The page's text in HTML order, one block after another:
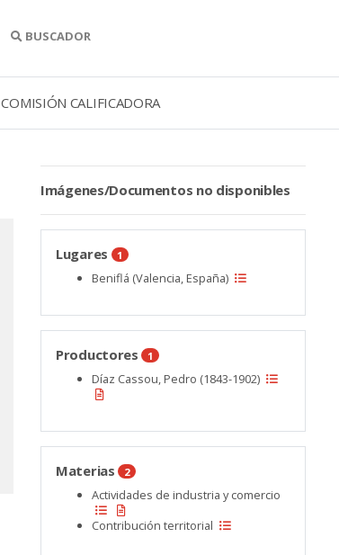
BUSCADOR
COMISIÓN CALIFICADORA
Imágenes/Documentos no disponibles
Lugares 1
Beniflá (Valencia, España)
Productores 1
Díaz Cassou, Pedro (1843-1902)
Materias 2
Actividades de industria y comercio
Contribución territorial